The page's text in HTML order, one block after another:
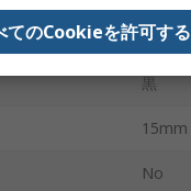
500mm
黒
15mm
No
てのCookieを許可する